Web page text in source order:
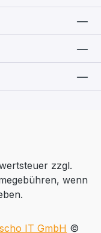
zzgl.
wenn
IT GmbH ©